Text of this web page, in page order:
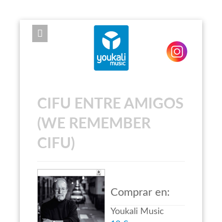
EXPOSE FRAMEWORK FOR JOOMLA 2.5 AND 3.0+
CIFU ENTRE AMIGOS
(WE REMEMBER
CIFU)
Comprar en:
Youkali Music